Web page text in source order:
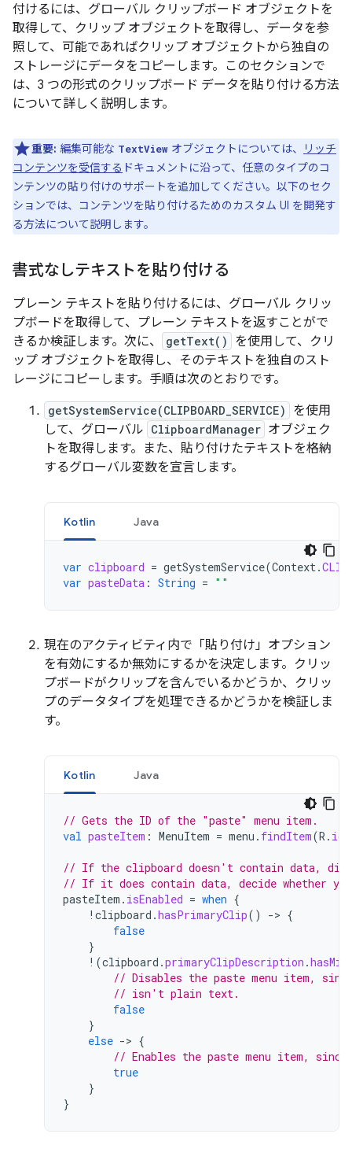
付けるには、グローバル クリップボード オブジェクトを
取得して、クリップ オブジェクトを取得し、データを参
照して、可能であればクリップ オブジェクトから独自の
ストレージにデータをコピーします。このセクションで
は、3 つの形式のクリップボード データを貼り付ける方法
について詳しく説明します。
重要: 編集可能な TextView オブジェクトについては、
リッチ
コンテンツを受信する ドキュメントに沿って、任意のタイプのコ
ンテンツの貼り付けのサポートを追加してください。以下のセク
ションでは、コンテンツを貼り付けるためのカスタム UI を開発す
る方法について説明します。
書式なしテキストを貼り付ける
プレーン テキストを貼り付けるには、グローバル クリッ
プボードを取得して、プレーン テキストを返すことがで
きるか検証します。次に、
getText()
を使用して、クリ
ップ オブジェクトを取得し、そのテキストを独自のスト
レージにコピーします。手順は次のとおりです。
getSystemService(CLIPBOARD_SERVICE)
を使用
して、グローバル ClipboardManager オブジェク
トを取得します。また、貼り付けたテキストを格納
するグローバル変数を宣言します。
Kotlin Java
var clipboard = getSystemService(Context.
var pasteData : String = ""
現在のアクティビティ内で「貼り付け」オプション
を有効にするか無効にするかを決定します。クリッ
プボードがクリップを含んでいるかどうか、クリッ
プのデータタイプを処理できるかどうかを検証しま
す。
Kotlin Java
// Gets the ID of the "paste" menu item.
val pasteItem : MenuItem = menu . findItem(R . id
// If the clipboard doesn't contain data,
// If it does contain data, decide whether
pasteItem . isEnabled = when {
! clipboard .hasPrimaryClip() -> {
false
}
! (clipboard .primaryClipDescription .
// Disables the paste menu item,
// isn't plain text.
false
}
else -> {
// Enables the paste menu item,
true
}
}